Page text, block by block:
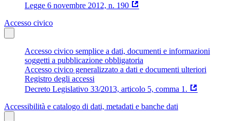
Legge 6 novembre 2012, n. 190
Accesso civico
Accesso civico semplice a dati, documenti e informazioni
soggetti a pubblicazione obbligatoria
Accesso civico generalizzato a dati e documenti ulteriori
Registro degli accessi
Decreto Legislativo 33/2013, articolo 5, comma 1.
Accessibilità e catalogo di dati, metadati e banche dati